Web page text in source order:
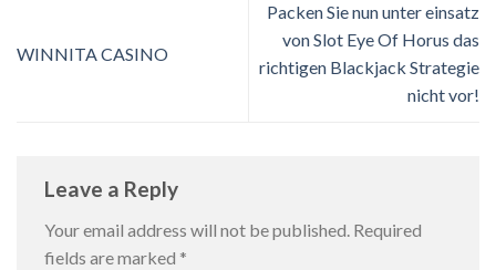
WINNITA CASINO
Packen Sie nun unter einsatz
von Slot Eye Of Horus das
richtigen Blackjack Strategie
nicht vor!
Leave a Reply
Your email address will not be published. Required
fields are marked *